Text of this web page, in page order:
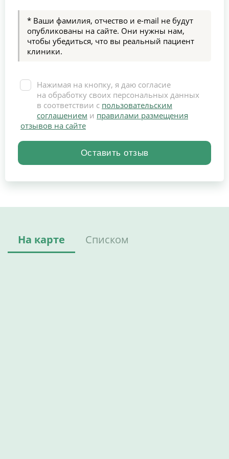
* Ваши фамилия, отчество и e-mail не будут
опубликованы на сайте. Они нужны нам,
чтобы убедиться, что вы реальный пациент
клиники.
Нажимая на кнопку, я даю согласие
на обработку своих персональных данных
в соответствии с пользовательским
соглашением и правилами размещения
отзывов на сайте
На карте Списком